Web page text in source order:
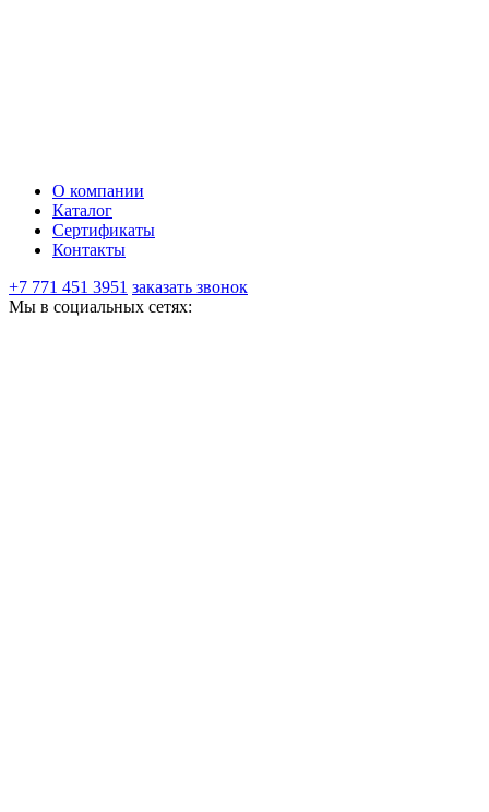
О компании
Каталог
Сертификаты
Контакты
+7 771 451 3951 заказать звонок
Мы в социальных сетях: